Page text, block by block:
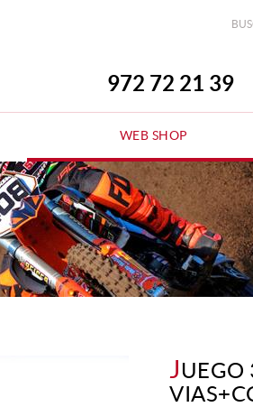
972 72 21 39
WEB SHOP
JUEGO